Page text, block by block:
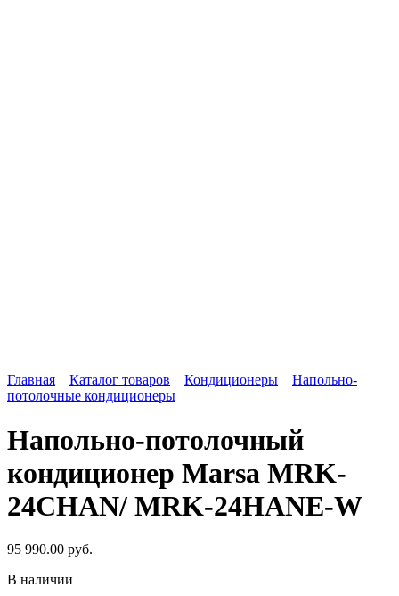
Главная Каталог товаров Кондиционеры
Напольно-
потолочные кондиционеры
Напольно-потолочный
кондиционер Marsa MRK-
24СHAN/ MRK-24HANE-W
95 990.00 руб.
В наличии